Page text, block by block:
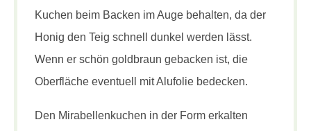
Kuchen beim Backen im Auge behalten, da der
Honig den Teig schnell dunkel werden lässt.
Wenn er schön goldbraun gebacken ist, die
Oberfläche eventuell mit Alufolie bedecken.
Den Mirabellenkuchen in der Form erkalten